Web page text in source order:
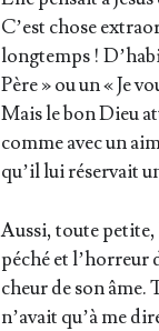
C’est chose
long­temps !
Père » ou un « Je
Mais le bon Dieu
comme avec un
qu’il lui réser­vait
Aus­si, toute
péché et l’hor­reur
cheur de son âme.
n’a­vait qu’à me